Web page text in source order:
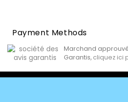
Payment Methods
Marchand
Garantis, cliquez ici